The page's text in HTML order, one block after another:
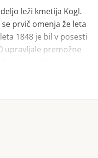
leži kmetija Kogl.
prvič omenja že leta
1848 je bil v posesti
upravljale premožne
ustvarjalnosti
za telo in dušo.